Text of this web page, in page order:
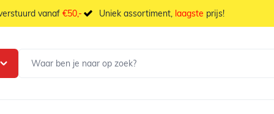
vanaf €50,- Uniek assortiment, laagste prijs!